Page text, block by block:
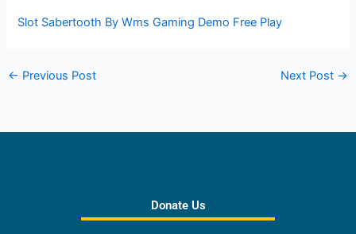
Slot Sabertooth By Wms Gaming Demo Free Play
← Previous Post Next Post →
Donate Us